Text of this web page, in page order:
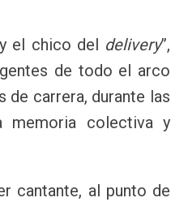
el chico del delivery”,
de todo el arco
de carrera, durante las
memoria colectiva y
cantante, al punto de